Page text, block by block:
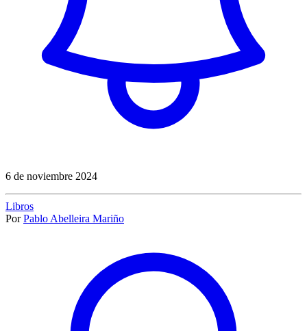
6 de noviembre 2024
Libros
Por Pablo Abelleira Mariño